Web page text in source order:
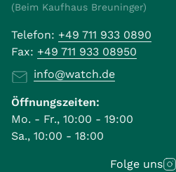
(Beim Kaufhaus Breuninger)
Telefon: +49 711 933 0890
Fax: +49 711 933 08950
info@watch.de
Öffnungszeiten:
Mo. - Fr., 10:00 - 19:00
Sa., 10:00 - 18:00
Folge uns